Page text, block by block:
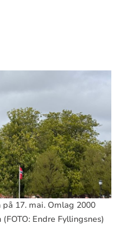
17. mai. Omlag 2000
Endre Fyllingsnes)